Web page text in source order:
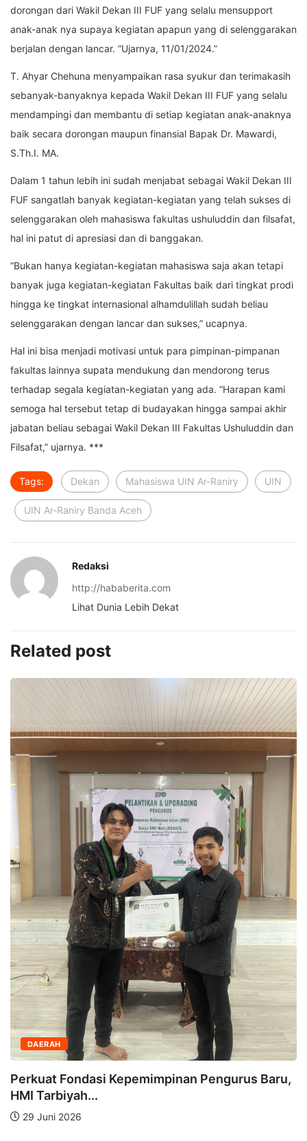
dorongan dari Wakil Dekan III FUF yang selalu mensupport
anak-anak nya supaya kegiatan apapun yang di selenggarakan
berjalan dengan lancar. “Ujarnya, 11/01/2024.”
T. Ahyar Chehuna menyampaikan rasa syukur dan terimakasih
sebanyak-banyaknya kepada Wakil Dekan III FUF yang selalu
mendampingi dan membantu di setiap kegiatan anak-anaknya
baik secara dorongan maupun finansial Bapak Dr. Mawardi,
S.Th.I. MA.
Dalam 1 tahun lebih ini sudah menjabat sebagai Wakil Dekan III
FUF sangatlah banyak kegiatan-kegiatan yang telah sukses di
selenggarakan oleh mahasiswa fakultas ushuluddin dan filsafat,
hal ini patut di apresiasi dan di banggakan.
“Bukan hanya kegiatan-kegiatan mahasiswa saja akan tetapi
banyak juga kegiatan-kegiatan Fakultas baik dari tingkat prodi
hingga ke tingkat internasional alhamdulillah sudah beliau
selenggarakan dengan lancar dan sukses,” ucapnya.
Hal ini bisa menjadi motivasi untuk para pimpinan-pimpanan
fakultas lainnya supata mendukung dan mendorong terus
terhadap segala kegiatan-kegiatan yang ada. “Harapan kami
semoga hal tersebut tetap di budayakan hingga sampai akhir
jabatan beliau sebagai Wakil Dekan III Fakultas Ushuluddin dan
Filsafat,” ujarnya. ***
Tags: Dekan Mahasiswa UIN Ar-Raniry UIN
UIN Ar-Raniry Banda Aceh
Redaksi
http://hababerita.com
Lihat Dunia Lebih Dekat
Related post
DAERAH
Perkuat Fondasi Kepemimpinan Pengurus Baru,
HMI Tarbiyah...
29 Juni 2026